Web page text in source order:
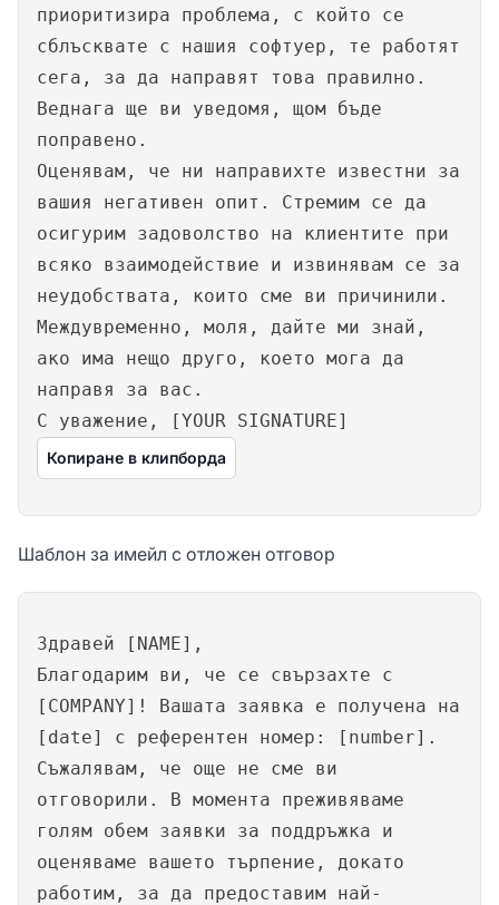
приоритизира проблема, с който се
сблъсквате с нашия софтуер, те работят
сега, за да направят това правилно.
Веднага ще ви уведомя, щом бъде
поправено.
Оценявам, че ни направихте известни за
вашия негативен опит. Стремим се да
осигурим задоволство на клиентите при
всяко взаимодействие и извинявам се за
неудобствата, които сме ви причинили.
Междувременно, моля, дайте ми знай,
ако има нещо друго, което мога да
направя за вас.
С уважение, [YOUR SIGNATURE]
Копиране в клипборда
Шаблон за имейл с отложен отговор
Здравей [NAME],
Благодарим ви, че се свързахте с
[COMPANY]! Вашата заявка е получена на
[date] с референтен номер: [number].
Съжалявам, че още не сме ви
отговорили. В момента преживяваме
голям обем заявки за поддръжка и
оценяваме вашето търпение, докато
работим, за да предоставим най-